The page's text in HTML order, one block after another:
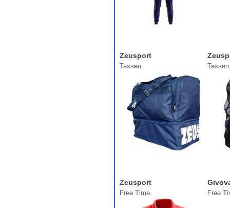
Zeusport
Tassen Tassen
Zeusport
Free Time Free